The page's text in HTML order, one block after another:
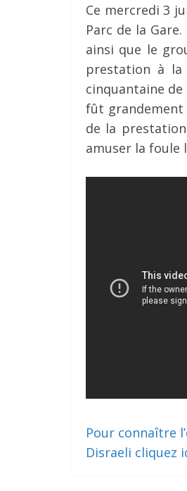
Ce mercredi 3
Parc de la
ainsi que le
prestation à la
cinquantaine
fût grandement
de la
amuser la foule
Pour connaître
Disraeli cliquez